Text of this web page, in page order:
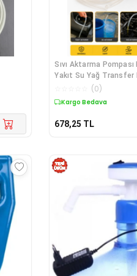
Sıvı Aktarma
Yakıt Su Yağ Transfer
(0)
Kargo Bedava
678,25 TL